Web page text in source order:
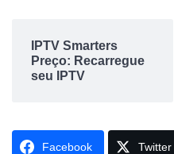
IPTV Smarters
Preço: Recarregue
seu IPTV
Facebook Twitter